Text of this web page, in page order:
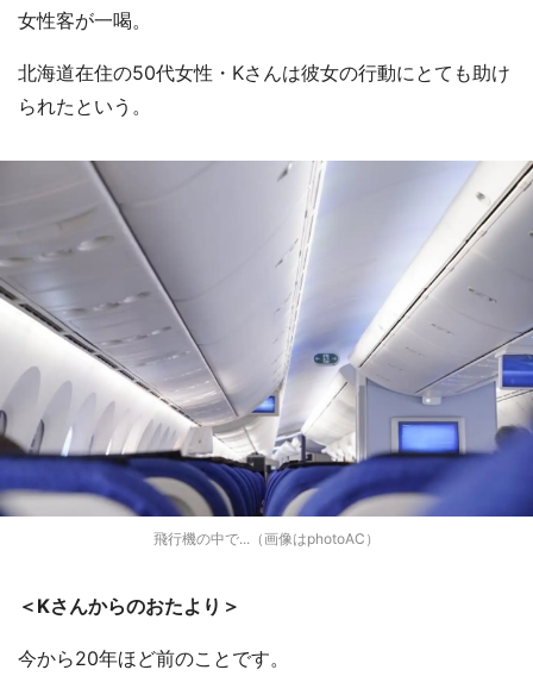
女性客が一喝。
北海道在住の50代女性・Kさんは彼女の行動にとても助け
られたという。
飛行機の中で...（画像はphotoAC）
＜Kさんからのおたより＞
今から20年ほど前のことです。